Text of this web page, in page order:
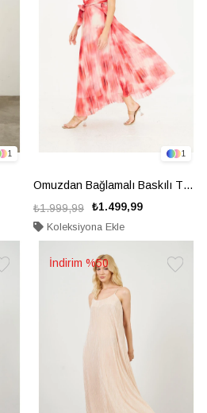
1 1
Omuzdan Bağlamalı Baskılı Tül Elbise
₺1.499,99
₺1.999,99
Koleksiyona Ekle
%50